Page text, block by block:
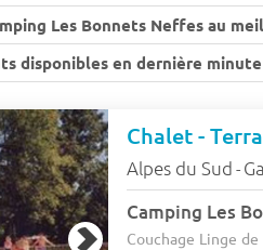
Les Bonnets Neffes au
disponibles en dernière minute
Chalet -
Alpes du Sud -
Camping Les
Couchage Linge